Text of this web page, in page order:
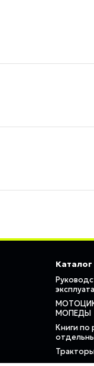
Каталог
МОПЕДЫ
Книги по